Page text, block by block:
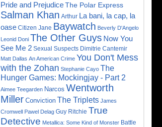
Pride and PrejudiceThe Polar Express
Salman Khan Arthur La bani, la cap, la
oase Citizen Jane Baywatch Beverly D'Angelo
Leonid Doni The Other Guys Now You
See Me 2 Sexual Suspects Dimitrie Cantemir
Matt Dallas An American Crime You Don't Mess
with the Zohan Stephanie Cayo The
Hunger Games: Mockingjay - Part 2
Aimee Teegarden Narcos Wentworth
Miller Conviction The Triplets James
Cromwell Pawel Delag Guy Ritchie True
Detective Metallica: Some Kind of Monster Battle